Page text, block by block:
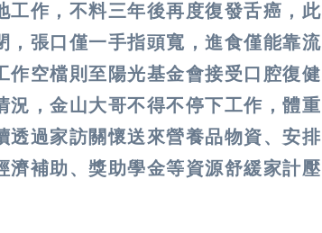
工作，不料三年後再度復發舌癌，此
，張口僅一手指頭寬，進食僅能靠流
空檔則至陽光基金會接受口腔復健
，金山大哥不得不停下工作，體重
透過家訪關懷送來營養品物資、安排
濟補助、獎助學金等資源舒緩家計壓